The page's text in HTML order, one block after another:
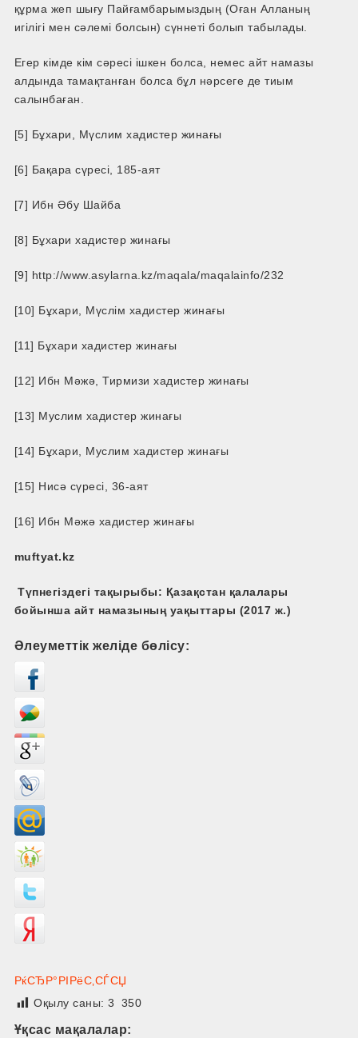
құрма жеп шығу Пайғамбарымыздың (Оған Алланың
игілігі мен сәлемі болсын) сүннеті болып табылады.
Егер кімде кім сәресі ішкен болса, немес айт намазы
алдында тамақтанған болса бұл нәрсеге де тиым
салынбаған.
[5] Бұхари, Мүслим хадистер жинағы
[6] Бақара сүресі, 185-аят
[7] Ибн Әбу Шайба
[8] Бұхари хадистер жинағы
[9] http://www.asylarna.kz/maqala/maqalainfo/232
[10] Бұхари, Мүслім хадистер жинағы
[11] Бұхари хадистер жинағы
[12] Ибн Мәжә, Тирмизи хадистер жинағы
[13] Муслим хадистер жинағы
[14] Бұхари, Муслим хадистер жинағы
[15] Нисә сүресі, 36-аят
[16] Ибн Мәжә хадистер жинағы
muftyat.kz
Түпнегіздегі тақырыбы: Қазақстан қалалары
бойынша айт намазының уақыттары (2017 ж.)
Әлеуметтік желіде бөлісу:
РќСЂР°РІРёС‚СЃСЏ
Оқылу саны:3 350
Ұқсас мақалалар: